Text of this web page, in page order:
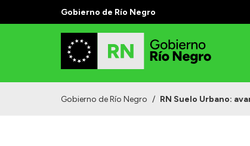
Gobierno de Río Negro
Gobierno de Río Negro / RN Suelo Urbano: